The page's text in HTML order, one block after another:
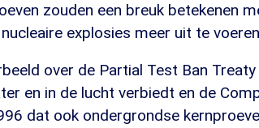
zouden een breuk betekenen
explosies meer uit te
over de Partial Test Ban
en in de lucht verbiedt en de
dat ook ondergrondse